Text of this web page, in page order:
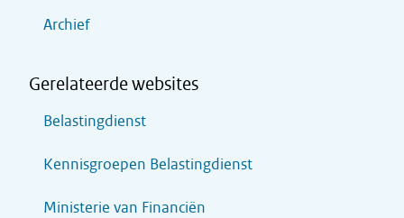
Archief
Gerelateerde websites
Belastingdienst
Kennisgroepen Belastingdienst
Ministerie van Financiën